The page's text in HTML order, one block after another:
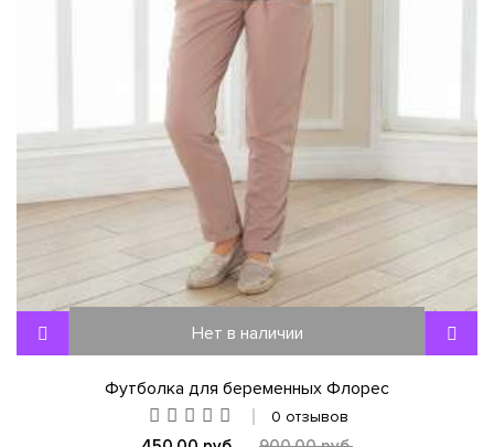
Нет в наличии
Футболка для беременных Флорес
0 отзывов